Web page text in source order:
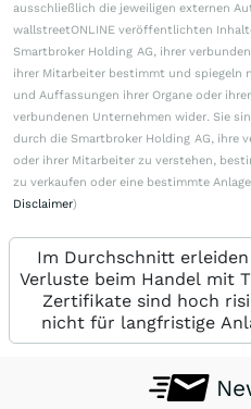
ausschließlich die jeweiligen externen
wallstreetONLINE veröffentlichten
Smartbroker Holding AG, ihrer
ihrer Mitarbeiter bestimmt und spiegeln
und Auffassungen ihrer Organe oder
verbundenen Unternehmen wider. Sie
durch die Smartbroker Holding AG, ihre
oder ihrer Mitarbeiter zu verstehen,
zu verkaufen oder eine bestimmte
Disclaimer)
Im Durchschnitt
Verluste beim Handel mit
Zertifikate sind hoch
nicht für langfristige